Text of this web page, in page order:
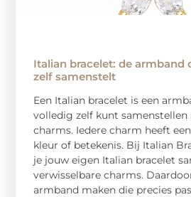
Italian bracelet: de armband
zelf samenstelt
Een Italian bracelet is een
volledig zelf kunt
charms. Iedere charm heeft
kleur of betekenis. Bij Italian
je jouw eigen Italian bracelet
verwisselbare charms.
armband maken die precies